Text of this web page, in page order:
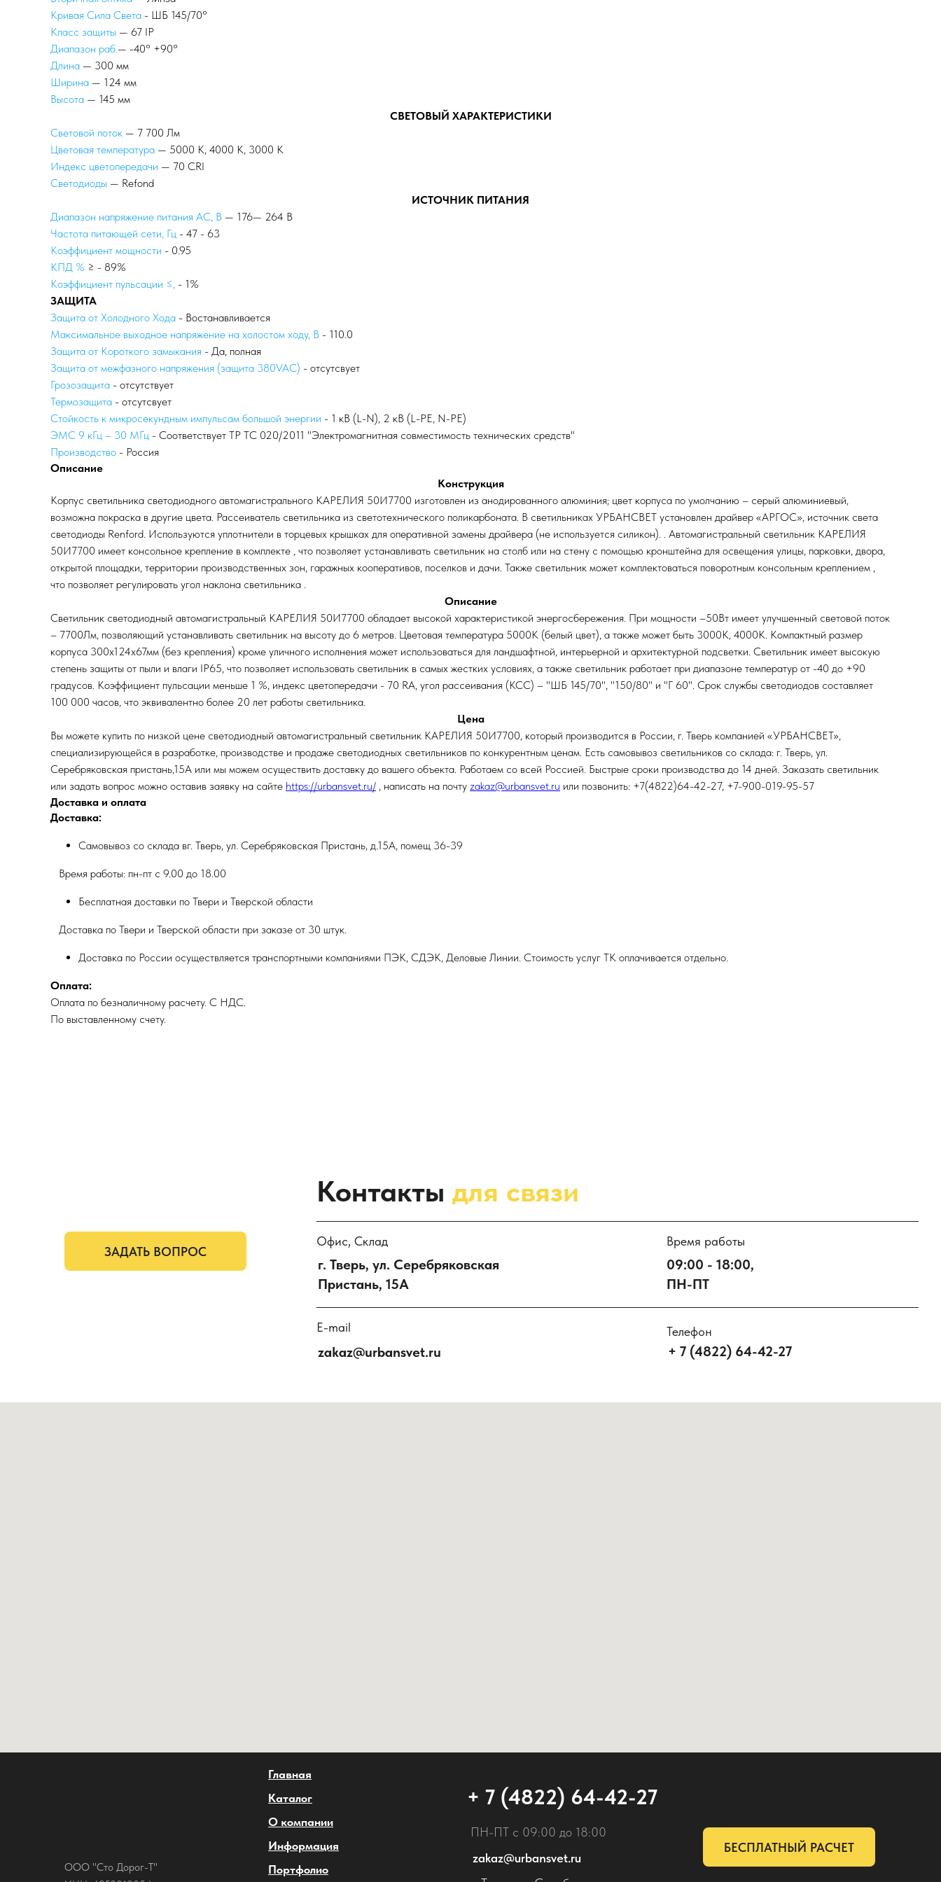
Кривая Сила Света - ШБ 145/70°
Класс защиты — 67 IP
Диапазон раб.— -40° +90°
Длина — 300 мм
Ширина — 124 мм
Высота — 145 мм
СВЕТОВЫЙ ХАРАКТЕРИСТИКИ
Световой поток — 7 700 Лм
Цветовая температура — 5000 К, 4000 К, 3000 К
Индекс цветопередачи — 70 CRI
Светодиоды — Refond
ИСТОЧНИК ПИТАНИЯ
Диапазон напряжение питания АС, В — 176— 264 В
Частота питающей сети, Гц - 47 - 63
Коэффициент мощности - 0.95
КПД % ≥ - 89%
Коэффициент пульсации ≤, - 1%
ЗАЩИТА
Защита от Холодного Хода - Востанавливается
Максимальное выходное напряжение на холостом ходу, В - 110.0
Защита от Короткого замыкания - Да, полная
Защита от межфазного напряжения (защита 380VAC) - отсутсвует
Грозозащита - отсутствует
Термозащита - отсутсвует
Стойкость к микросекундным импульсам большой энергии - 1 кВ (L-N), 2 кВ (L-PE, N-PE)
ЭМС 9 кГц – 30 МГц - Соответствует ТР ТС 020/2011 "Электромагнитная совместимость технических средств"
Производство - Россия
Описание
Конструкция
Корпус светильника светодиодного автомагистрального КАРЕЛИЯ 50И7700 изготовлен из анодированного алюминия; цвет корпуса по умолчанию – серый алюминиевый,
возможна покраска в другие цвета. Рассеиватель светильника из светотехнического поликарбоната. В светильниках УРБАНСВЕТ установлен драйвер «АРГОС», источник света
светодиоды Renford. Используются уплотнители в торцевых крышках для оперативной замены драйвера (не используется силикон). . Автомагистральный светильник КАРЕЛИЯ
50И7700 имеет консольное крепление в комплекте , что позволяет устанавливать светильник на столб или на стену с помощью кронштейна для освещения улицы, парковки, двора,
открытой площадки, территории производственных зон, гаражных кооперативов, поселков и дачи. Также светильник может комплектоваться поворотным консольным креплением ,
что позволяет регулировать угол наклона светильника .
Описание
Светильник светодиодный автомагистральный КАРЕЛИЯ 50И7700 обладает высокой характеристикой энергосбережения. При мощности –50Вт имеет улучшенный световой поток
– 7700Лм, позволяющий устанавливать светильник на высоту до 6 метров. Цветовая температура 5000К (белый цвет), а также может быть 3000К, 4000К. Компактный размер
корпуса 300х124х67мм (без крепления) кроме уличного исполнения может использоваться для ландшафтной, интерьерной и архитектурной подсветки. Светильник имеет высокую
степень защиты от пыли и влаги IP65, что позволяет использовать светильник в самых жестких условиях, а также светильник работает при диапазоне температур от -40 до +90
градусов. Коэффициент пульсации меньше 1 %, индекс цветопередачи - 70 RA, угол рассеивания (КСС) – "ШБ 145/70", "150/80" и "Г 60". Срок службы светодиодов составляет
100 000 часов, что эквивалентно более 20 лет работы светильника.
Цена
Вы можете купить по низкой цене светодиодный автомагистральный светильник КАРЕЛИЯ 50И7700, который производится в России, г. Тверь компанией «УРБАНСВЕТ»,
специализирующейся в разработке, производстве и продаже светодиодных светильников по конкурентным ценам. Есть самовывоз светильников со склада: г. Тверь, ул.
Серебряковская пристань,15А или мы можем осуществить доставку до вашего объекта. Работаем со всей Россией. Быстрые сроки производства до 14 дней. Заказать светильник
или задать вопрос можно оставив заявку на сайте https://urbansvet.ru/ , написать на почту zakaz@urbansvet.ru или позвонить: +7(4822)64-42-27, +7-900-019-95-57
Доставка и оплата
Доставка:
Самовывоз со склада вг. Тверь, ул. Серебряковская Пристань, д.15А, помещ 36-39
Время работы: пн-пт с 9.00 до 18.00
Бесплатная доставки по Твери и Тверской области
Доставка по Твери и Тверской области при заказе от 30 штук.
Доставка по России осуществляется транспортными компаниями ПЭК, СДЭК, Деловые Линии. Стоимость услуг ТК оплачивается отдельно.
Оплата:
Оплата по безналичному расчету. С НДС.
По выставленному счету.
Контакты для связи
Офис, Склад
г. Тверь, ул. Серебряковская
Пристань, 15А
Время работы
09:00 - 18:00,
ПН-ПТ
E-mail Телефон
+ 7 (4822) 64-42-27
zakaz@urbansvet.ru
ЗАДАТЬ ВОПРОС
ООО "Сто Дорог-Т"
Главная
Каталог
О компании
Информация
Портфолио
ПН-ПТ с 09:00 до 18:00
БЕСПЛАТНЫЙ РАСЧЕТ
+ 7 (4822) 64-42-27
zakaz@urbansvet.ru